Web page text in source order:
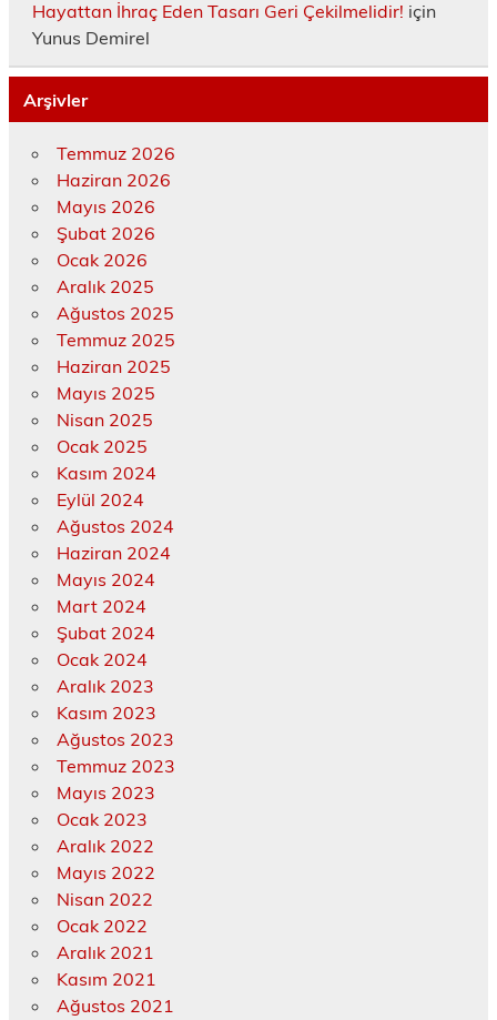
Hayattan İhraç Eden Tasarı Geri Çekilmelidir! için
Yunus Demirel
Arşivler
Temmuz 2026
Haziran 2026
Mayıs 2026
Şubat 2026
Ocak 2026
Aralık 2025
Ağustos 2025
Temmuz 2025
Haziran 2025
Mayıs 2025
Nisan 2025
Ocak 2025
Kasım 2024
Eylül 2024
Ağustos 2024
Haziran 2024
Mayıs 2024
Mart 2024
Şubat 2024
Ocak 2024
Aralık 2023
Kasım 2023
Ağustos 2023
Temmuz 2023
Mayıs 2023
Ocak 2023
Aralık 2022
Mayıs 2022
Nisan 2022
Ocak 2022
Aralık 2021
Kasım 2021
Ağustos 2021